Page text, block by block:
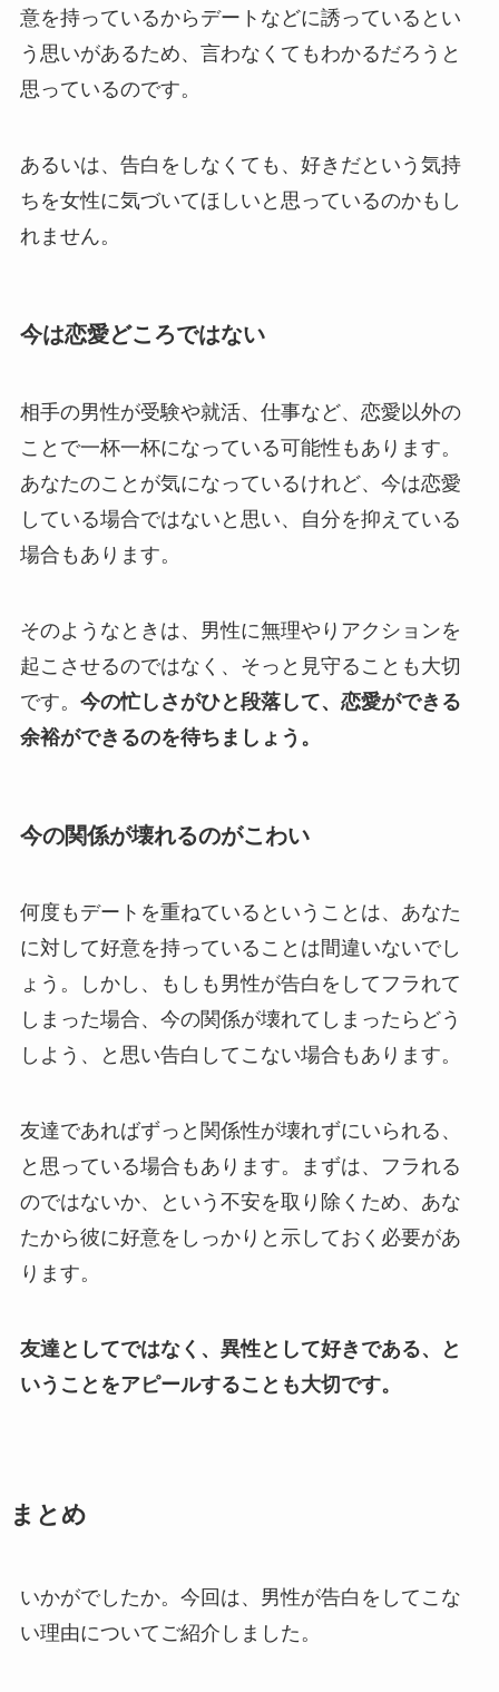
意を持っているからデートなどに誘っているとい
う思いがあるため、言わなくてもわかるだろうと
思っているのです。
あるいは、告白をしなくても、好きだという気持
ちを女性に気づいてほしいと思っているのかもし
れません。
今は恋愛どころではない
相手の男性が受験や就活、仕事など、恋愛以外の
ことで一杯一杯になっている可能性もあります。
あなたのことが気になっているけれど、今は恋愛
している場合ではないと思い、自分を抑えている
場合もあります。
そのようなときは、男性に無理やりアクションを
起こさせるのではなく、そっと見守ることも大切
です。 今の忙しさがひと段落して、恋愛ができる
余裕ができるのを待ちましょう。
今の関係が壊れるのがこわい
何度もデートを重ねているということは、あなた
に対して好意を持っていることは間違いないでし
ょう。しかし、もしも男性が告白をしてフラれて
しまった場合、今の関係が壊れてしまったらどう
しよう、と思い告白してこない場合もあります。
友達であればずっと関係性が壊れずにいられる、
と思っている場合もあります。まずは、フラれる
のではないか、という不安を取り除くため、あな
たから彼に好意をしっかりと示しておく必要があ
ります。
友達としてではなく、異性として好きである、と
いうことをアピールすることも大切です。
まとめ
いかがでしたか。今回は、男性が告白をしてこな
い理由についてご紹介しました。